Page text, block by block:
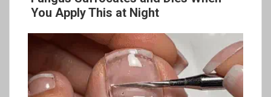
You Apply This at Night